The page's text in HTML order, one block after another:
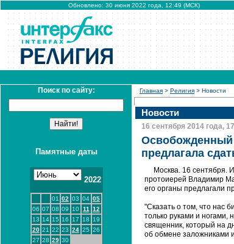
Обновлено: 30 июня 2022 года, 12:49 (МСК)
Поиск по сайту:
Памятные даты
2022
01 02 03 04 05
06 07 08 09 10 11
12
13 14 15 16 17 18
19
20 21 22 23 24 25 26
27 28 29 30
Главная > Религия > Новости
Новости
16 сентября 2014 года,
Освобожденный
предлагала
Москва. 16 сентября.
протоиерей Владимир
его органы предлагали
"Сказать о том, что нас
только руками и ногами,
священник, который на
об обмене заложниками